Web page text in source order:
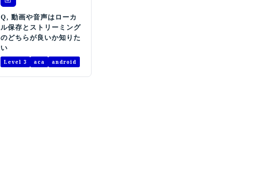
Q, 動画や音声はローカ
ル保存とストリーミング
のどちらが良いか知りた
い
Level 3 aca android